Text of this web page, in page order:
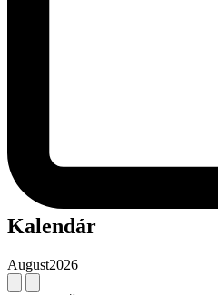
Kalendár
August2026